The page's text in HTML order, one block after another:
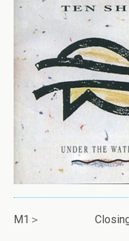
M1＞ Closing